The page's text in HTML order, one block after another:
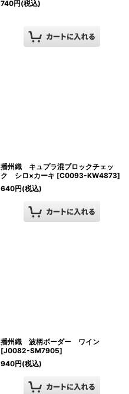
740円(税込)
播州織 キュプラ混ブロックチェッ
ク シロ×カーキ [C0093-KW4873]
640円(税込)
播州織 波柄ボーダー ワイン
[J0082-SM7905]
940円(税込)